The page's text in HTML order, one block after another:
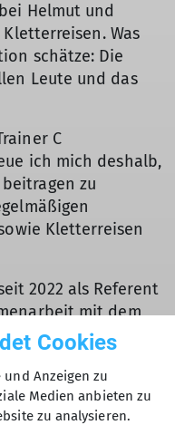
Helmut und
Was
schätze: Die
Leute und das
C
ich mich deshalb,
beitragen zu
Kletterreisen
2022 als Referent
mit dem
jedes
für unsere
Cookies
Anzeigen zu
Medien anbieten zu
zu analysieren.